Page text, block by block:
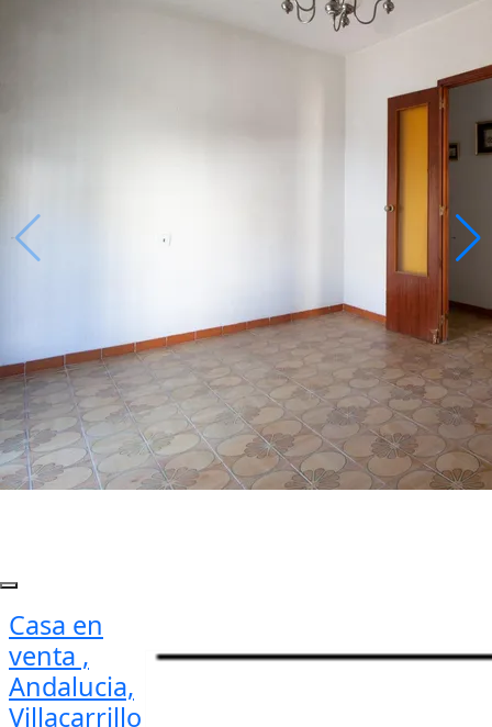
Casa en
venta ,
Andalucia,
Villacarrillo